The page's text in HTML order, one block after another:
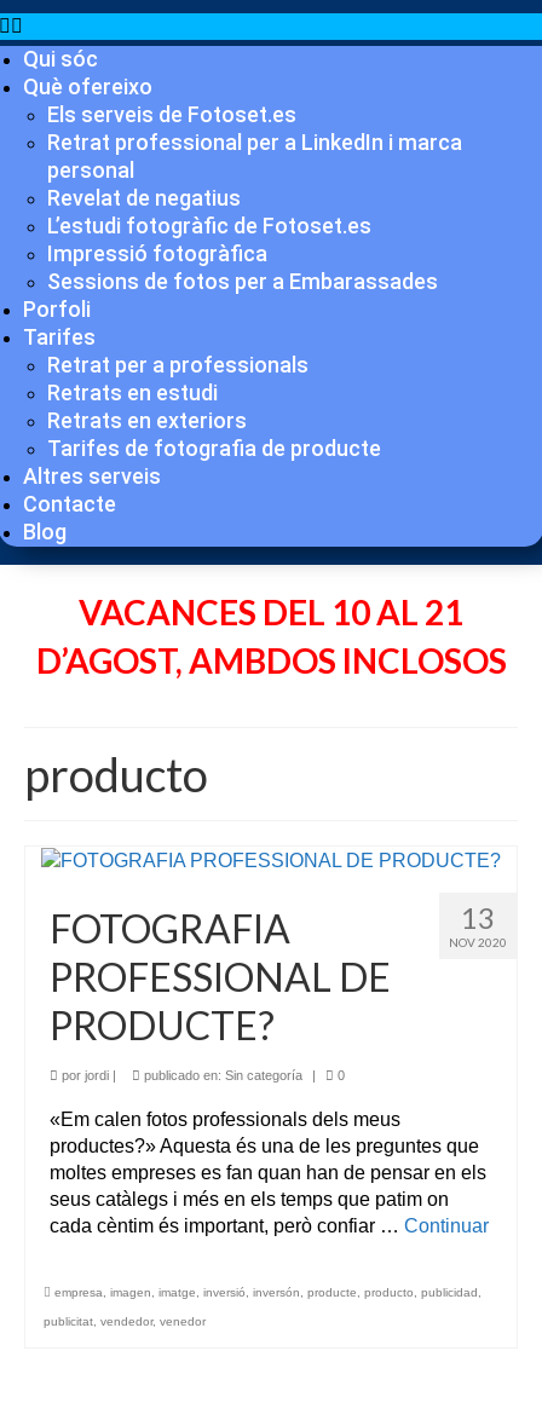
Qui sóc
Què ofereixo
Els serveis de Fotoset.es
Retrat professional per a LinkedIn i marca
personal
Revelat de negatius
L’estudi fotogràfic de Fotoset.es
Impressió fotogràfica
Sessions de fotos per a Embarassades
Porfoli
Tarifes
Retrat per a professionals
Retrats en estudi
Retrats en exteriors
Tarifes de fotografia de producte
Altres serveis
Contacte
Blog
VACANCES DEL 10 AL 21
D’AGOST, AMBDOS INCLOSOS
producto
13
NOV 2020
FOTOGRAFIA
PROFESSIONAL DE
PRODUCTE?
por jordi | publicado en: Sin categoría | 0
«Em calen fotos professionals dels meus
productes?» Aquesta és una de les preguntes que
moltes empreses es fan quan han de pensar en els
seus catàlegs i més en els temps que patim on
cada cèntim és important, però confiar … Continuar
empresa imagen imatge inversió inversón producte producto publicidad
publicitat vendedor, venedor